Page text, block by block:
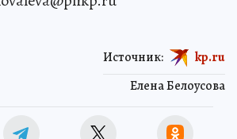
Елена Белоусова
Источник: kp.ru